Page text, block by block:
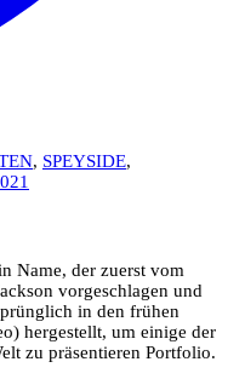
, SPEYSIDE,
Name, der zuerst vom
vorgeschlagen und
in den frühen
hergestellt, um einige der
zu präsentieren Portfolio.